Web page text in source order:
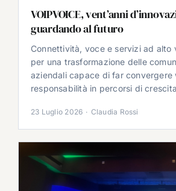
VOIPVOICE, vent’anni
guardando al futuro
Connettività, voce e servizi ad alto
per una trasformazione delle
aziendali capace di far convergere
responsabilità in percorsi di
23 Luglio 2026 · Claudia Rossi